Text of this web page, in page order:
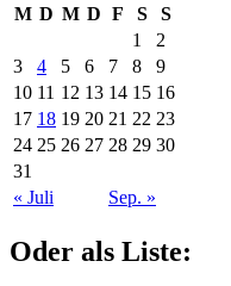
M D M D F S
S
1
2
3
4 5 6 7 8
9
10 11 12 13 14 15 16
17 18 19 20 21 22 23
24 25 26 27 28 29 30
31
« Juli
Sep. »
Oder als Liste: